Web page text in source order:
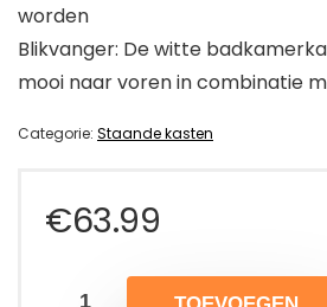
worden
Blikvanger: De witte
mooi naar voren in combinatie
Categorie: Staande kasten
€63.99